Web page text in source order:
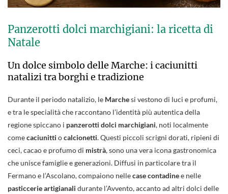
Panzerotti dolci marchigiani: la ricetta di
Natale
Un dolce simbolo delle Marche: i caciunitti
natalizi tra borghi e tradizione
Durante il periodo natalizio, le Marchesi vestono di luci e profumi,
e tra le specialità che raccontano l’identità più autentica della
regione spiccano i panzerotti dolci marchigiani, noti localmente
comecaciunitti ocalcionetti. Questi piccoli scrigni dorati, ripieni di
ceci, cacao e profumo di mistrà, sono una vera icona gastronomica
che unisce famiglie e generazioni. Diffusi in particolare tra il
Fermano e l’Ascolano, compaiono nellecase contadinee nelle
pasticcerie artigianali durante l’Avvento, accanto ad altri dolci delle